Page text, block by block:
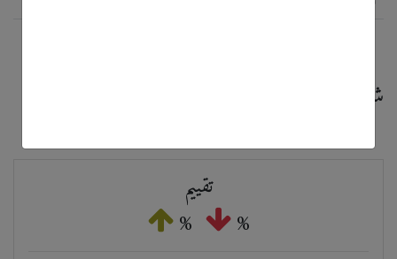
شروط وأحكام التداول
تقييم
% %